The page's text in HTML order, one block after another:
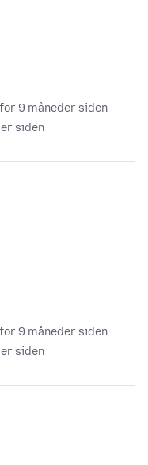
9 måneder siden
siden
9 måneder siden
siden